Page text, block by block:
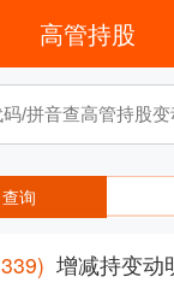
高管持股
询
增减持变动